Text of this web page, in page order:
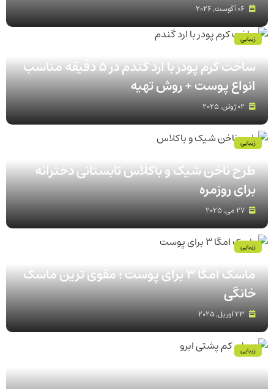
06 آگوست, 2026
ساخت کرم پودر با ارد گندم در ۵ دقیقه مناسب
انواع پوست‌ + روش تهیه
02 ژوئن, 2025
زیبایی
طرح ناخن شیک و باکلاس تابستانی دخترانه
برای روزمره
27 می, 2025
زیبایی
ماسک امگا 3 برای پوست ؛ مقوی ترین ماسک
خانگی
23 آوریل, 2025
زیبایی
زیبایی